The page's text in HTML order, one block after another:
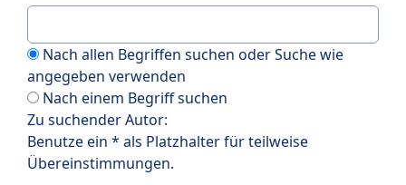
Nach allen Begriffen suchen oder Suche wie
angegeben verwenden
Nach einem Begriff suchen
Zu suchender Autor:
Benutze ein * als Platzhalter für teilweise
Übereinstimmungen.